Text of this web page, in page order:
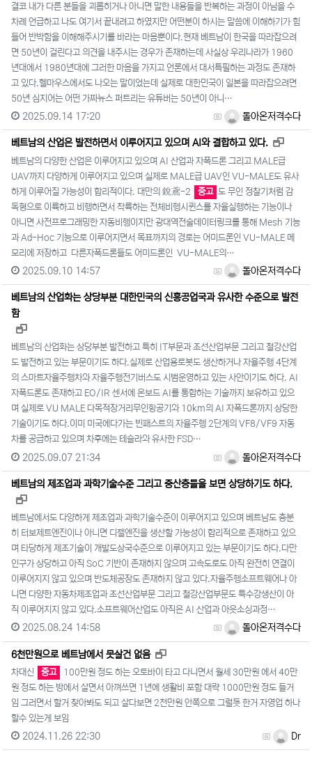
결코 내가 다른 분들을 괴롭히거나 아니면 말한 내용들을 반복하는 과정이 아님을 수
차례 언급하고 나도 여기서 끝내려고 하였지만 어떤분이 하시는 말씀에 이해하기가 힘
들어 반박함을 이해해주시기를 바라는 마음뿐이다.현재 베트남이 한국을 따라잡으려
면 50년이 걸린다고 의견을 내주시는 경우가 존재하는데 사실상 우리나라가 1960
년대에서 1980년대에 그러한 마음을 가지고 언론에서 대서특필하는 과정도 존재하
고 있다.헬마우스에서도 나오는 말이었는데 실제로 대한민국이 일본을 따라잡으려면
50년 심지어는 어떤 가짜뉴스 퍼트리는 유튜버는 50년이 아니…
돌아온저격수다
2025.09.14 17:20
베트남의 산업은 발전하면서 이루어지고 있으며 AI와 결합하고 있다. 새창으
베트남의 다양한 산업은 이루어지고 있으며 AI 산업과 자폭드론 그리고 MALE급
UAV까지 다양하게 이루어지고 있으며 실제로 MALE급 UAV인 VU-MALE도 유사
하게 이루어질 가능성이 합리적이다. 대만의 銳鳶-2
중고 도 무인 정찰기처럼 감
독형으로 이륙하고 비행하면서 착륙하는 전체비행시퀸스를 자율실행하는 기능이나
아니면 사전프로그래밍한 자동비행이지만 광대역전술데이터링크를 통해 Mesh 기능
과 Ad-Hoc 기능으로 이루어지면서 목표까지의 경로는 어미드론인 VU-MALE 메
모리에 저장하고 다른자폭드론들도 어미드론인 VU-MALE의…
돌아온저격수다
2025.09.10 14:57
베트남의 산업화는 상당부분 대한민국의 신흥공업국과 유사한 수준으로 발전
함
새창으로 보기
베트남의 산업화는 상당부분 발전하고 특히 IT부문과 조선산업부문 그리고 철강산업
도 발전하고 있는 부문이기도 하다.실제로 산업용로봇도 생산하거나 자율주행 4단계
의 스마트자율주행차와 자율주행전기버스도 시범운영하고 있는 사안이기도 하다. AI
자폭드론도 존재하고 EO/IR 센서에 온보드 AI를 통합하는 기술까지 보유하고 있으
며 실제로 VU MALE 다목적장거리무인항공기와 10km의 AI 자폭드론까지 상당한
기술이기도 하다.이미 미국에다가는 빈패스트의 자율주행 2단계의 VF8/VF9 자동
차를 공급하고 있으며 차후에는 테슬라와 유사한 FSD…
돌아온저격수다
2025.09.07 21:34
베트남의 제조업과 과학기술수준 그리고 중산층들을 보면 상당하기도 하다.
새창으로 보기
베트남에서도 다양하게 제조업과 과학기술수준이 이루어지고 있으며 베트남도 충분
히 터보제트엔진이나 아니면 디젤엔진을 생산할 가능성이 합리적으로 존재하고 있으
며 타당하게 제조기술이 개발도상국수준으로 이루어지고 있는 부문이기도 하다.다만
인구가 상당하고 아직 SoC 기반이 존재하지 않으며 고속도로도 아직 완전히 연결이
이루어지지 않고 있으며 반도체공장도 존재하지 않고 있다.자율주행소프트웨어나 아
니면 다양한 자동차제조업과 조선산업부문 그리고 철강산업부문도 특수강생산이 아
직 이루어지지 않고 있다.소프트웨어산업도 아직은 AI 산업과 아웃소싱과정…
돌아온저격수다
2025.08.24 14:58
6천만원으로 베트남에서 못살건 없음 새창으로 보기
차대신 중고
100만원 정도 하는 오토바이 타고 다니면서 월세 30만원 에서 40만
원 정도 하는 방에서 살면서 아껴쓰면 1년에 생활비 포함 대략 1000만원 정도 들거
임 그러면서 할거 찾아봐도 되고 살다보면 2천만원 안쪽으로 그럴듯 한거 자영업 하나
할수 있는게 보임
Dr
2024.11.26 22:30